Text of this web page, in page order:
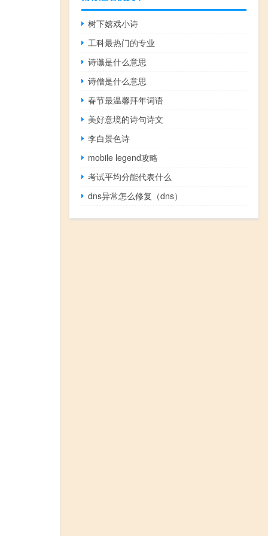
树下嬉戏小诗
工科最热门的专业
诗谶是什么意思
诗僧是什么意思
春节最温馨拜年词语
美好意境的诗句诗文
李白景色诗
mobile legend攻略
考试平均分能代表什么
dns异常怎么修复（dns）